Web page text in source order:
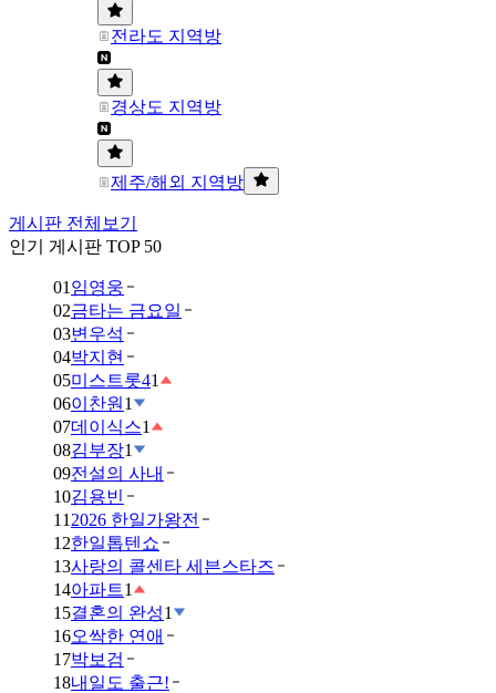
전라도 지역방
경상도 지역방
제주/해외 지역방
게시판 전체보기
인기 게시판 TOP 50
01 임영웅
02금타는 금요일
03변우석
04박지현
05미스트롯41
06이찬원 1
07데이식스1
08김부장1
09전설의 사내
10김용빈
11 2026 한일가왕전
12한일톱텐쇼
13사랑의 콜센타 세븐스타즈
14아파트1
15결혼의 완성1
16오싹한 연애
17박보검
18내일도 출근!